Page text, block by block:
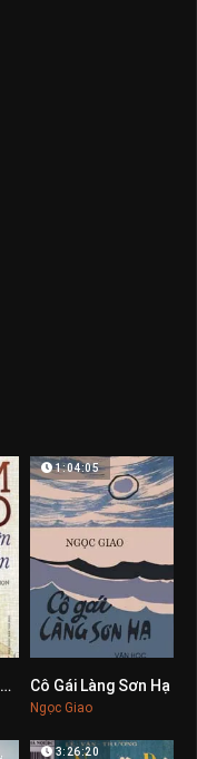
0
Tuyển Tập Truyện Ngắn Nam Cao 0
1:04:05
Cô Gái Làng Sơn Hạ
Ngọc Giao
3:26:20